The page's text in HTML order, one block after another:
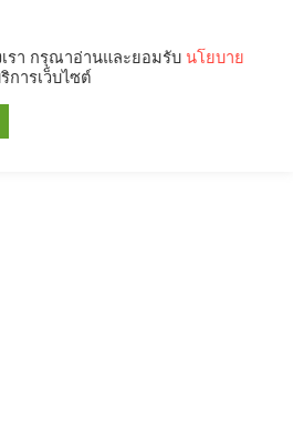
รา กรุณาอ่านและยอมรับ นโยบาย
การเว็บไซต์